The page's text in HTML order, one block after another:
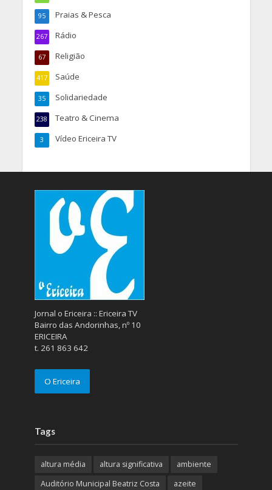
Praias & Pesca
95
Rádio
267
Religião
67
Saúde
417
Solidariedade
35
Teatro & Cinema
238
Vídeo Ericeira TV
3
Jornal o Ericeira :: Ericeira TV
Bairro das Andorinhas, nº 10
ERICEIRA
t. 261 863 642
O Ericeira
Tags
altura média altura significativa
ambiente
Auditório Municipal Beatriz Costa
azeite